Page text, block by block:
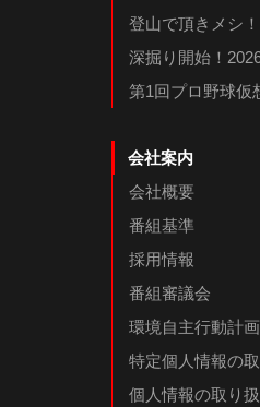
登山で頂きメシ！
深掘り開始！
第1回プロ野球仮
会社案内
会社概要
番組基準
採用情報
番組審議会
環境自主行動計
特定個人情報の
個人情報の取り